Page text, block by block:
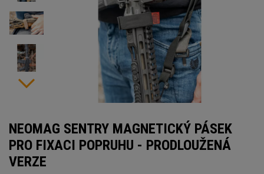
NEOMAG SENTRY MAGNETICKÝ PÁSEK
PRO FIXACI POPRUHU - PRODLOUŽENÁ
VERZE